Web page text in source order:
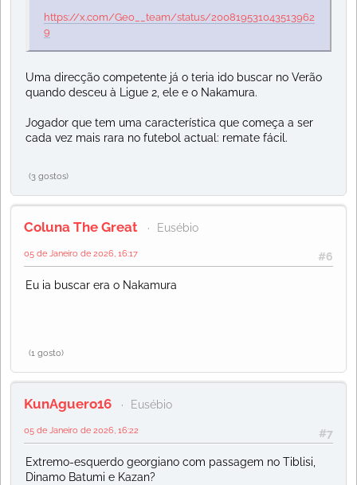
https://x.com/Geo__team/status/200819531043513962
9
Uma direcção competente já o teria ido buscar no Verão
quando desceu à Ligue 2, ele e o Nakamura.
Jogador que tem uma característica que começa a ser
cada vez mais rara no futebol actual: remate fácil.
(3 gostos)
Coluna The Great Eusébio
#6
05 de Janeiro de 2026, 16:17
Eu ia buscar era o Nakamura
(1 gosto)
KunAguero16 Eusébio
#7
05 de Janeiro de 2026, 16:22
Extremo-esquerdo georgiano com passagem no Tiblisi,
Dinamo Batumi e Kazan?